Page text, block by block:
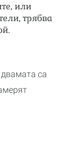
или
трябва
са